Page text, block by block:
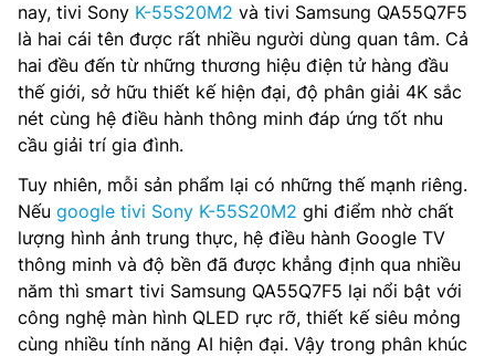
nay, tivi Sony K-55S20M2 và tivi Samsung QA55Q7F5
là hai cái tên được rất nhiều người dùng quan tâm. Cả
hai đều đến từ những thương hiệu điện tử hàng đầu
thế giới, sở hữu thiết kế hiện đại, độ phân giải 4K sắc
nét cùng hệ điều hành thông minh đáp ứng tốt nhu
cầu giải trí gia đình.
Tuy nhiên, mỗi sản phẩm lại có những thế mạnh riêng.
Nếu google tivi Sony K-55S20M2 ghi điểm nhờ chất
lượng hình ảnh trung thực, hệ điều hành Google TV
thông minh và độ bền đã được khẳng định qua nhiều
năm thì smart tivi Samsung QA55Q7F5 lại nổi bật với
công nghệ màn hình QLED rực rỡ, thiết kế siêu mỏng
cùng nhiều tính năng AI hiện đại. Vậy trong phân khúc